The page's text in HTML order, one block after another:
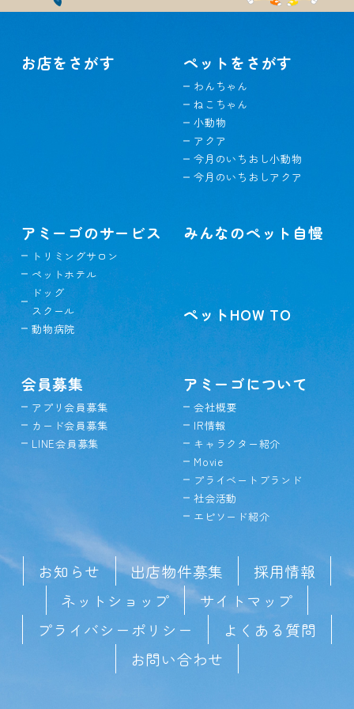
お店をさがす ペットをさがす
わんちゃん
ねこちゃん
小動物
アクア
今月のいちおし小動物
今月のいちおしアクア
アミーゴのサービス
トリミングサロン
ペットホテル
ドッグ
スクール
動物病院
みんなのペット自慢
ペットHOW TO
会員募集
アプリ会員募集
カード会員募集
LINE会員募集
アミーゴについて
会社概要
IR情報
キャラクター紹介
Movie
プライベートブランド
社会活動
エピソード紹介
お知らせ 出店物件募集
採用情報
ネットショップ
サイトマップ
プライバシーポリシー
よくある質問
お問い合わせ